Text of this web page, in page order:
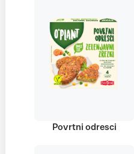
Povrtni odresci